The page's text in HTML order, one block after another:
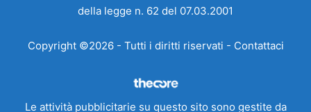
della legge n. 62 del 07.03.2001
Copyright ©2026 - Tutti i diritti riservati - Contattaci
Le attività pubblicitarie su questo sito sono gestite da